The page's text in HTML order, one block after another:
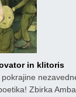
in klitoris
Zbirka